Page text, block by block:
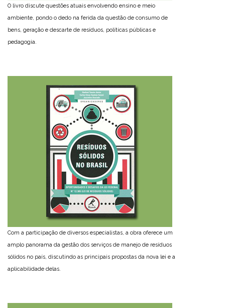
O livro discute questões atuais envolvendo ensino e meio
ambiente, pondo o dedo na ferida da questão de consumo de
bens, geração e descarte de resíduos, políticas públicas e
pedagogia.
Com a participação de diversos especialistas, a obra oferece um
amplo panorama da gestão dos serviços de manejo de resíduos
sólidos no país, discutindo as principais propostas da nova lei e a
aplicabilidade delas.